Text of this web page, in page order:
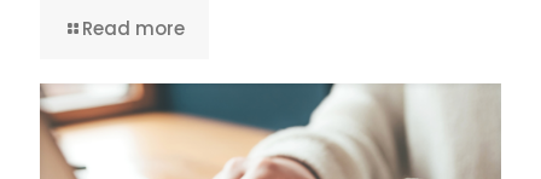
Read more